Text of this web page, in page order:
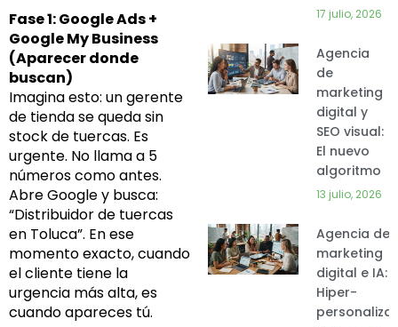
Fase 1: Google Ads +
Google My Business
(Aparecer donde
buscan)
Imagina esto: un gerente
de tienda se queda sin
stock de tuercas. Es
urgente. No llama a 5
números como antes.
Abre Google y busca:
“Distribuidor de tuercas
en Toluca”. En ese
momento exacto, cuando
el cliente tiene la
urgencia más alta, es
cuando apareces tú.
17 julio, 2026
Agencia
de
marketing
digital y
SEO visual:
El nuevo
algoritmo
13 julio, 2026
Agencia de
marketing
digital e IA:
Hiper-